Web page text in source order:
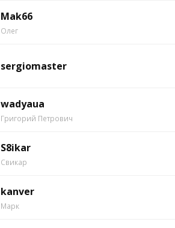
Mak66
Олег
sergiomaster
wadyaua
Григорий Петрович
S8ikar
Свикар
kanver
Марк